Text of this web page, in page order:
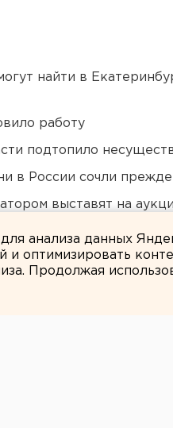
найти в
работу
подтопило
в России сочли
выставят на
анализа данных
и оптимизировать
Продолжая